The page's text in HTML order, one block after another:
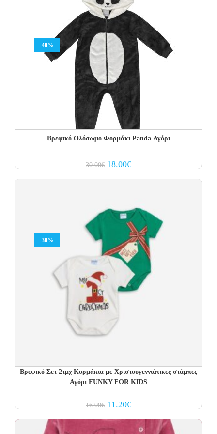
-40%
Βρεφικό Ολόσωμο Φορμάκι Panda Αγόρι
30.00€ Original
price
18.00€Current
price
-30%
Βρεφικό Σετ 2τμχ Κορμάκια με Χριστουγεννιάτικες στάμπες
Αγόρι FUNKY FOR KIDS
16.00€ Original
price
16.00€.
11.20€Current
price